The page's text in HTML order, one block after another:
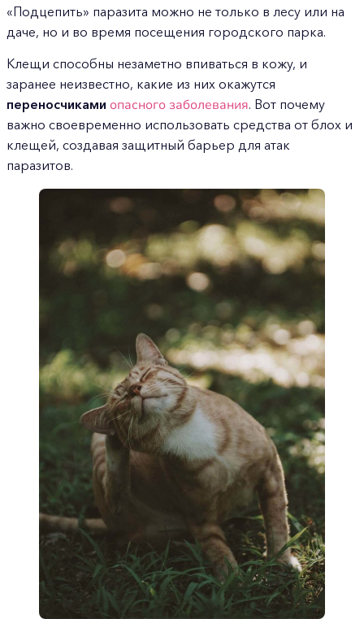
«Подцепить» паразита можно не только в лесу или на
даче, но и во время посещения городского парка.
Клещи способны незаметно впиваться в кожу, и
заранее неизвестно, какие из них окажутся
переносчиками опасного заболевания. Вот почему
важно своевременно использовать средства от блох и
клещей, создавая защитный барьер для атак
паразитов.